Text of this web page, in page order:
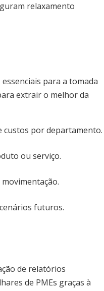
relaxamento
para a tomada
extrair o melhor da
custos por departamento.
ou serviço.
futuros.
de relatórios
de PMEs graças à